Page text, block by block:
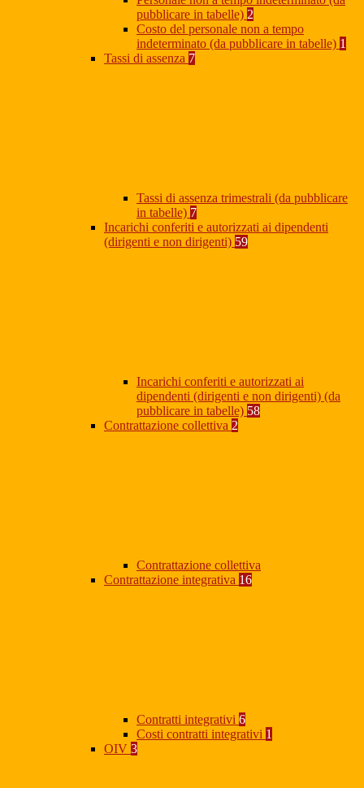
pubblicare in tabelle) 2
Costo del personale non a tempo
indeterminato (da pubblicare in tabelle) 1
Tassi di assenza 7
Tassi di assenza trimestrali (da pubblicare
in tabelle) 7
Incarichi conferiti e autorizzati ai dipendenti
(dirigenti e non dirigenti) 59
Incarichi conferiti e autorizzati ai
dipendenti (dirigenti e non dirigenti) (da
pubblicare in tabelle) 58
Contrattazione collettiva 2
Contrattazione collettiva
Contrattazione integrativa 16
Contratti integrativi 6
Costi contratti integrativi 1
OIV 3